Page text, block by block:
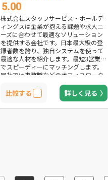
5.00
株式会社スタッフサービス・ホールデ
ィングスは企業が抱える課題や求人ニ
ーズに合わせて最適なソリューション
を提供する会社です。日本最大級の登
録者数を誇り、独自システムを使って
最適な人材を紹介します。最短3営業日
でスピーディーにマッチングします。
同社では事務職などのオフィスワーク
を始め、介護や看護、技術者・ITエン
ジニアなど幅広い業種に対応できま
す。40種類以上の職種を取り扱ってお
り、外国人派遣などの要望にも柔軟に
比較する 詳しく見る